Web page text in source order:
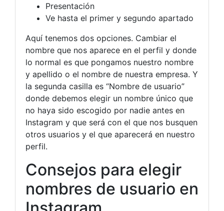
Presentación
Ve hasta el primer y segundo apartado
Aquí tenemos dos opciones. Cambiar el
nombre que nos aparece en el perfil y donde
lo normal es que pongamos nuestro nombre
y apellido o el nombre de nuestra empresa. Y
la segunda casilla es “Nombre de usuario”
donde debemos elegir un nombre único que
no haya sido escogido por nadie antes en
Instagram y que será con el que nos busquen
otros usuarios y el que aparecerá en nuestro
perfil.
Consejos para elegir
nombres de usuario en